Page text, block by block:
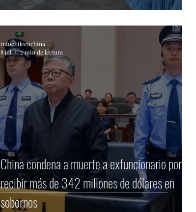
China condena a muerte a exfuncionario por
recibir más de 342 millones de dólares en
sobornos
infochileenchina
8 jul
2 min de lectura